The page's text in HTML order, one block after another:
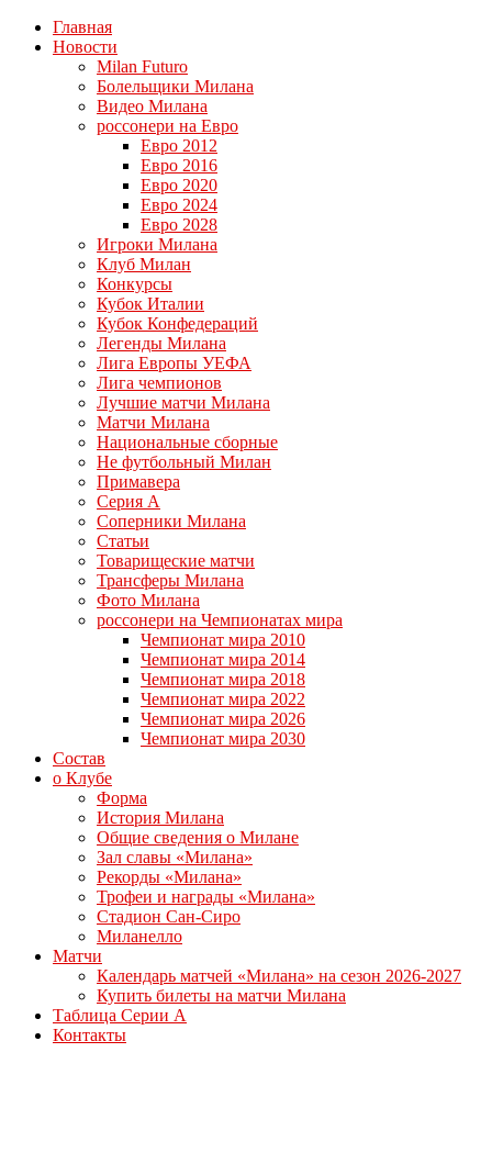
Главная
Новости
Milan Futuro
Болельщики Милана
Видео Милана
россонери на Евро
Евро 2012
Евро 2016
Евро 2020
Евро 2024
Евро 2028
Игроки Милана
Клуб Милан
Конкурсы
Кубок Италии
Кубок Конфедераций
Легенды Милана
Лига Европы УЕФА
Лига чемпионов
Лучшие матчи Милана
Матчи Милана
Национальные сборные
Не футбольный Милан
Примавера
Серия А
Соперники Милана
Статьи
Товарищеские матчи
Трансферы Милана
Фото Милана
россонери на Чемпионатах мира
Чемпионат мира 2010
Чемпионат мира 2014
Чемпионат мира 2018
Чемпионат мира 2022
Чемпионат мира 2026
Чемпионат мира 2030
Состав
о Клубе
Форма
История Милана
Общие сведения о Милане
Зал славы «Милана»
Рекорды «Милана»
Трофеи и награды «Милана»
Стадион Сан-Сиро
Миланелло
Матчи
Календарь матчей «Милана» на сезон 2026-2027
Купить билеты на матчи Милана
Таблица Серии А
Контакты